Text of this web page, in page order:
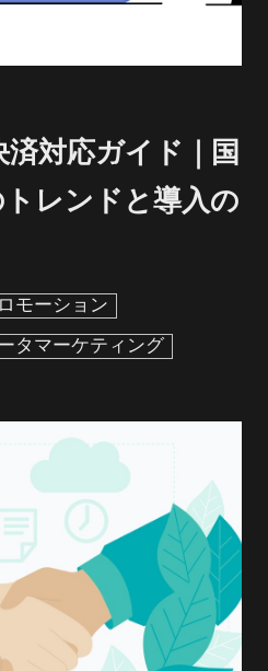
対応ガイド｜国
レンドと導入の
モーション
タマーケティング